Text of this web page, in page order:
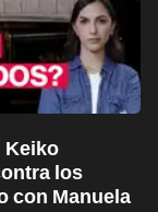
Keiko
los
con Manuela